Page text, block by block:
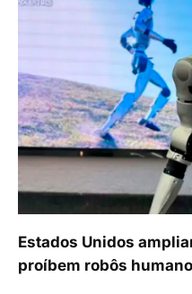
Estados Unidos
proíbem robôs